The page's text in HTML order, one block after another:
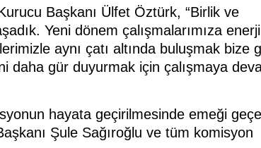
Başkanı Ülfet Öztürk, “Birlik ve
Yeni dönem çalışmalarımıza
aynı çatı altında buluşmak bize
daha gür duyurmak için çalışmaya
hayata geçirilmesinde emeği
Şule Sağıroğlu ve tüm komisyon